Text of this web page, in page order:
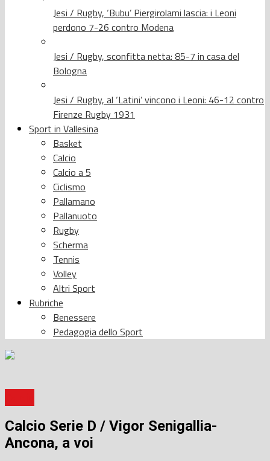
Jesi / Rugby, ‘Bubu’ Piergirolami lascia: i Leoni
perdono 7-26 contro Modena
Jesi / Rugby, sconfitta netta: 85-7 in casa del
Bologna
Jesi / Rugby, al ‘Latini’ vincono i Leoni: 46-12 contro
Firenze Rugby 1931
Sport in Vallesina
Basket
Calcio
Calcio a 5
Ciclismo
Pallamano
Pallanuoto
Rugby
Scherma
Tennis
Volley
Altri Sport
Rubriche
Benessere
Pedagogia dello Sport
Calcio Serie D / Vigor Senigallia-
Ancona, a voi